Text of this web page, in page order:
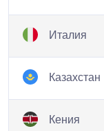
Италия
Казахстан
Кения